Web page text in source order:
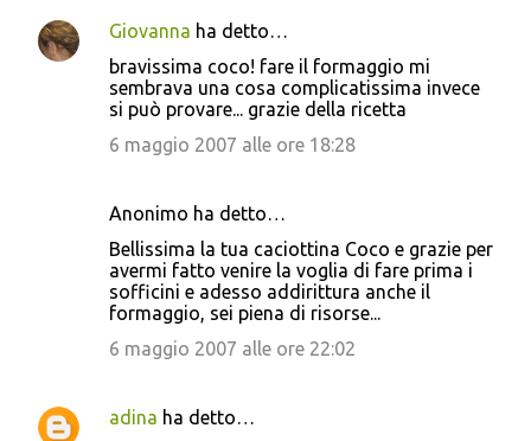
n
t
Giovanna ha detto…
bravissima coco! fare il formaggio mi
sembrava una cosa complicatissima invece
si può provare... grazie della ricetta
6 maggio 2007 alle ore 18:28
Anonimo ha detto…
Bellissima la tua caciottina Coco e grazie per
avermi fatto venire la voglia di fare prima i
sofficini e adesso addirittura anche il
formaggio, sei piena di risorse...
6 maggio 2007 alle ore 22:02
adina ha detto…